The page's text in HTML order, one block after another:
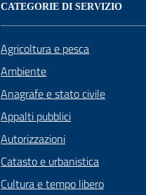
CATEGORIE DI SERVIZIO
Agricoltura e pesca
Ambiente
Anagrafe e stato civile
Appalti pubblici
Autorizzazioni
Catasto e urbanistica
Cultura e tempo libero